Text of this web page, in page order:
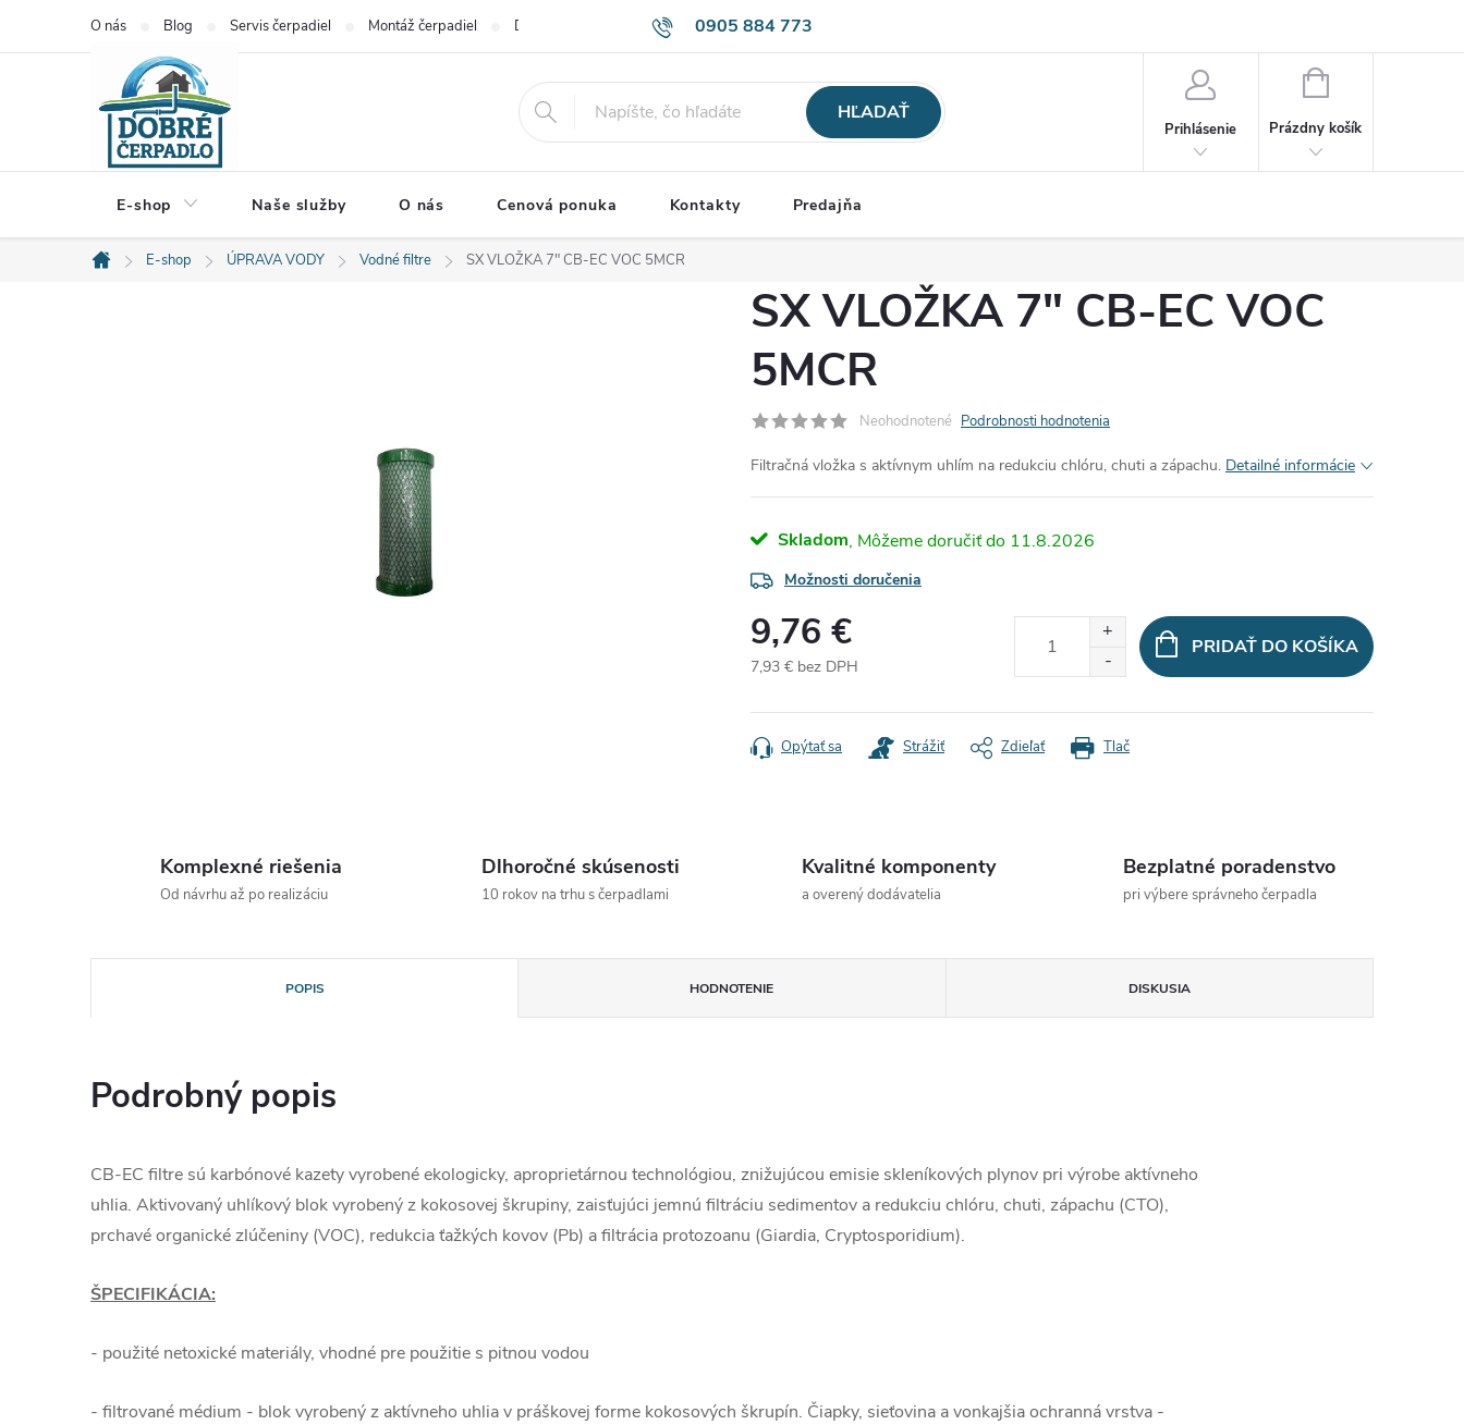
0905 884 773
O nás Blog Servis čerpadiel Montáž čerpadiel Doprava a Platba Obchodné podmienky
HĽADAŤ
Prihlásenie
NÁKUPNÝ
Prázdny košík
E-shop Naše služby O nás Cenová ponuka Kontakty Predajňa
Domov
E-shop ÚPRAVA VODY Vodné filtre SX VLOŽKA 7" CB-EC VOC 5MCR
SX VLOŽKA 7" CB-EC VOC
5MCR
Neohodnotené Podrobnosti hodnotenia
Filtračná vložka s aktívnym uhlím na redukciu chlóru, chuti a zápachu. Detailné informácie
Skladom 11.8.2026
Možnosti doručenia
9,76 €
7,93 € bez DPH
cena:
PRIDAŤ DO KOŠÍKA
Tlač
Opýtať sa Strážiť Zdieľať
Komplexné riešenia
Od návrhu až po realizáciu
Dlhoročné skúsenosti
10 rokov na trhu s čerpadlami
Kvalitné komponenty
a overený dodávatelia
Bezplatné poradenstvo
pri výbere správneho čerpadla
POPIS HODNOTENIE DISKUSIA
Podrobný popis
CB-EC filtre sú karbónové kazety vyrobené ekologicky, aproprietárnou technológiou, znižujúcou emisie skleníkových plynov pri výrobe aktívneho
uhlia. Aktivovaný uhlíkový blok vyrobený z kokosovej škrupiny, zaisťujúci jemnú filtráciu sedimentov a redukciu chlóru, chuti, zápachu (CTO),
prchavé organické zlúčeniny (VOC), redukcia ťažkých kovov (Pb) a filtrácia protozoanu (Giardia, Cryptosporidium).
ŠPECIFIKÁCIA:
- použité netoxické materiály, vhodné pre použitie s pitnou vodou
- filtrované médium - blok vyrobený z aktívneho uhlia v práškovej forme kokosových škrupín. Čiapky, sieťovina a vonkajšia ochranná vrstva -